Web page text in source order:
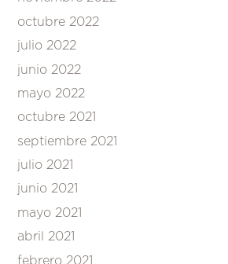
octubre 2022
julio 2022
junio 2022
mayo 2022
octubre 2021
septiembre 2021
julio 2021
junio 2021
mayo 2021
abril 2021
febrero 2021